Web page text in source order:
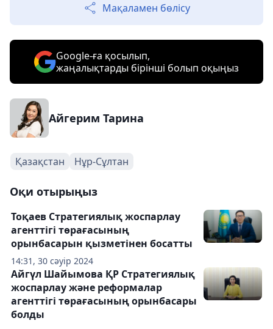
Мақаламен бөлісу
Google-ға қосылып,
жаңалықтарды бірінші болып оқыңыз
Айгерим Тарина
Қазақстан Нұр-Сұлтан
Оқи отырыңыз
14:31, 30 сәуір 2024
Тоқаев Стратегиялық жоспарлау
агенттігі төрағасының
орынбасарын қызметінен босатты
Айгүл Шайымова ҚР Стратегиялық
жоспарлау және реформалар
агенттігі төрағасының орынбасары
болды